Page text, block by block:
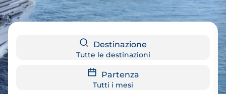
Destinazione
Tutte le destinazioni
Partenza
Tutti i mesi